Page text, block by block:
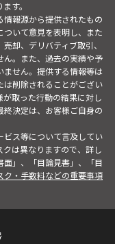
す。
報源から提供されたもの
いて意見を表明し、また
却、デリバティブ取引、
ん。また、過去の実績や予
せん。提供する情報等は
は削除されることがござい
取った行動の結果に対し
決定は、お客様ご自身の
ビス等について言及してい
は異なりますので、詳し
面」、「目論見書」、「目
ク・手数料などの重要事項